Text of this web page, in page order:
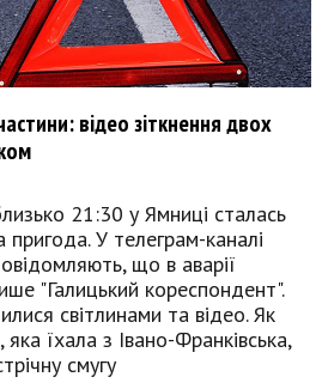
відео зіткнення двох
21:30 у Ямниці сталась
У телеграм-каналі
що в аварії
"Галицький кореспондент".
світлинами та відео. Як
яка їхала з Івано-Франківська,
смугу